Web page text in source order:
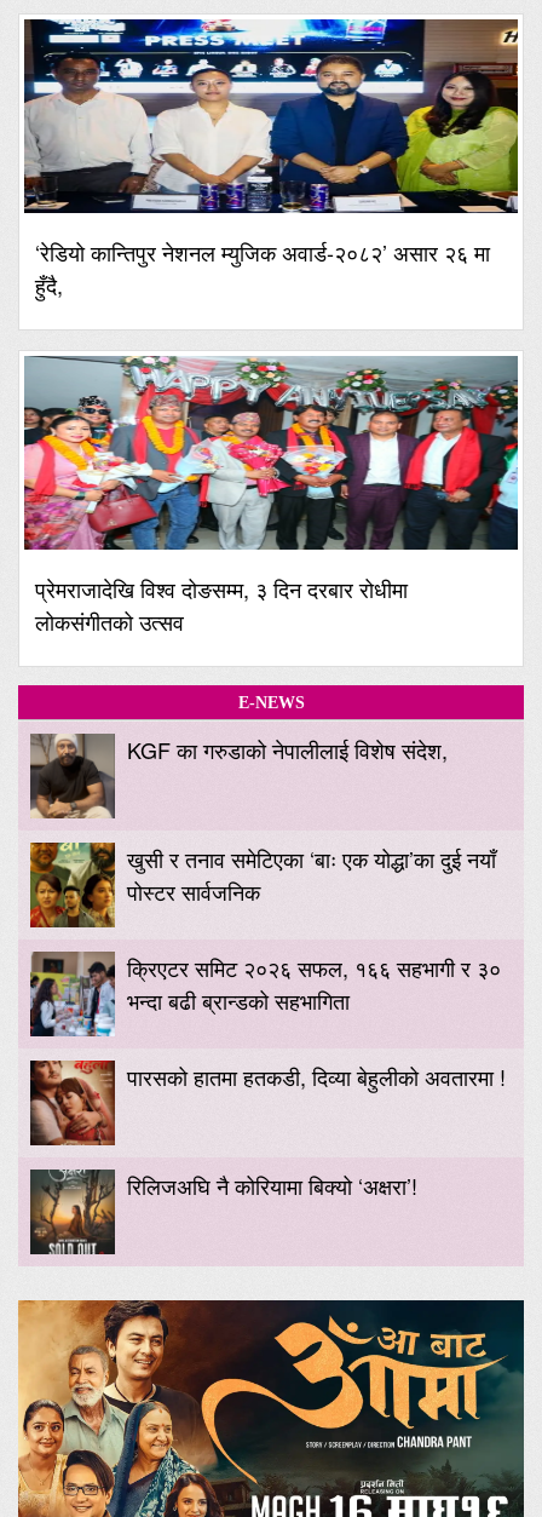
‘रेडियो कान्तिपुर नेशनल म्युजिक अवार्ड-२०८२’ असार २६ मा
हुँदै,
प्रेमराजादेखि विश्व दोङसम्म, ३ दिन दरबार रोधीमा
लोकसंगीतको उत्सव
E-NEWS
KGF का गरुडाको नेपालीलाई विशेष संदेश,
खुसी र तनाव समेटिएका ‘बाः एक योद्धा’का दुई नयाँ
पोस्टर सार्वजनिक
क्रिएटर समिट २०२६ सफल, १६६ सहभागी र ३०
भन्दा बढी ब्रान्डको सहभागिता
पारसको हातमा हतकडी, दिव्या बेहुलीको अवतारमा !
रिलिजअघि नै कोरियामा बिक्यो ‘अक्षरा’!